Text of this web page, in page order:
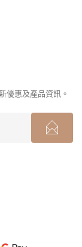
優惠及產品資訊。